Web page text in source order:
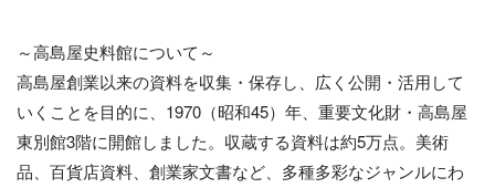
～高島屋史料館について～
高島屋創業以来の資料を収集・保存し、広く公開・活用して
いくことを目的に、1970（昭和45）年、重要文化財・高島屋
東別館3階に開館しました。収蔵する資料は約5万点。美術
品、百貨店資料、創業家文書など、多種多彩なジャンルにわ